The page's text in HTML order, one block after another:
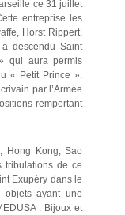
ce 31 juillet
entreprise les
Horst Rippert,
descendu Saint
qui aura permis
« Petit Prince ».
par l’Armée
remportant
Hong Kong, Sao
tribulations de ce
Exupéry dans le
objets ayant une
: Bijoux et